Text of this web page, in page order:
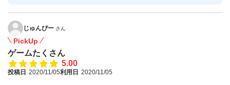
じゅんぴー さん
PickUp
ゲームたくさん
5.00
投稿日 2020/11/05利用日 2020/11/05